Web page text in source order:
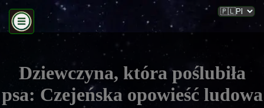
Dziewczyna, która poślubiła
psa: Czejeńska opowieść ludowa